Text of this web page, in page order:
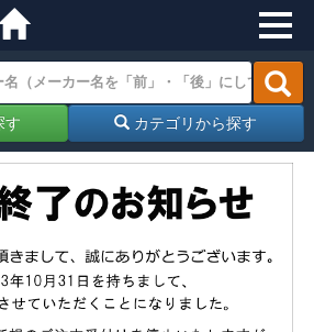
す カテゴリから探す